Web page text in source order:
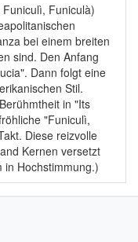
Funiculà)
bei einem breiten
sind. Den Anfang
Dann folgt eine
Stil.
in "Its
"Funiculì,
Diese reizvolle
Kernen versetzt
in Hochstimmung.)